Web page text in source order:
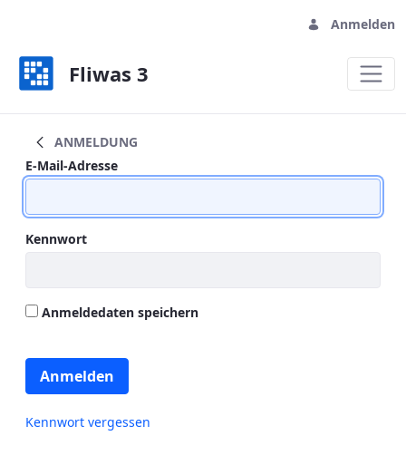
Anmelden
Fliwas 3
ANMELDUNG
E-Mail-Adresse
Kennwort
Anmeldedaten speichern
Anmelden
Kennwort vergessen